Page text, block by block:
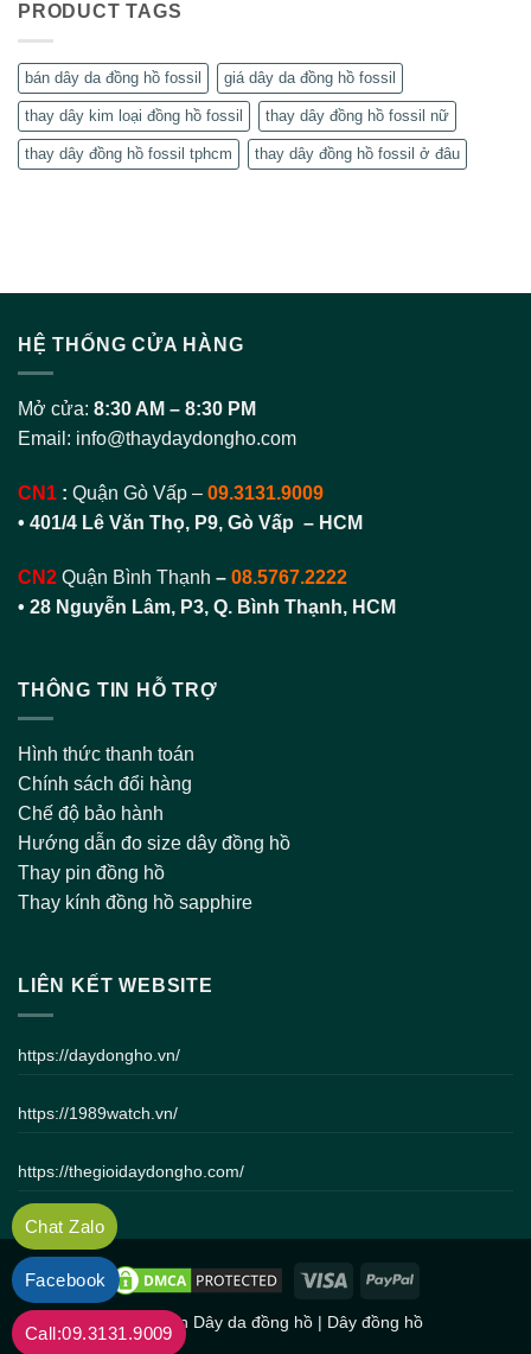
PRODUCT TAGS
bán dây da đồng hồ fossil giá dây da đồng hồ fossil
thay dây kim loại đồng hồ fossil thay dây đồng hồ fossil nữ
thay dây đồng hồ fossil tphcm thay dây đồng hồ fossil ở đâu
HỆ THỐNG CỬA HÀNG
Mở cửa: 8:30 AM – 8:30 PM
Email: info@thaydaydongho.com
CN1 : Quận Gò Vấp – 09.3131.9009
• 401/4 Lê Văn Thọ, P9, Gò Vấp – HCM
CN2 Quận Bình Thạnh – 08.5767.2222
• 28 Nguyễn Lâm, P3, Q. Bình Thạnh, HCM
THÔNG TIN HỖ TRỢ
Hình thức thanh toán
Chính sách đổi hàng
Chế độ bảo hành
Hướng dẫn đo size dây đồng hồ
Thay pin đồng hồ
Thay kính đồng hồ sapphire
LIÊN KẾT WEBSITE
https://daydongho.vn/
https://1989watch.vn/
https://thegioidaydongho.com/
Bản quyền Dây da đồng hồ | Dây đồng hồ
Chat Zalo
Facebook
Call:09.3131.9009